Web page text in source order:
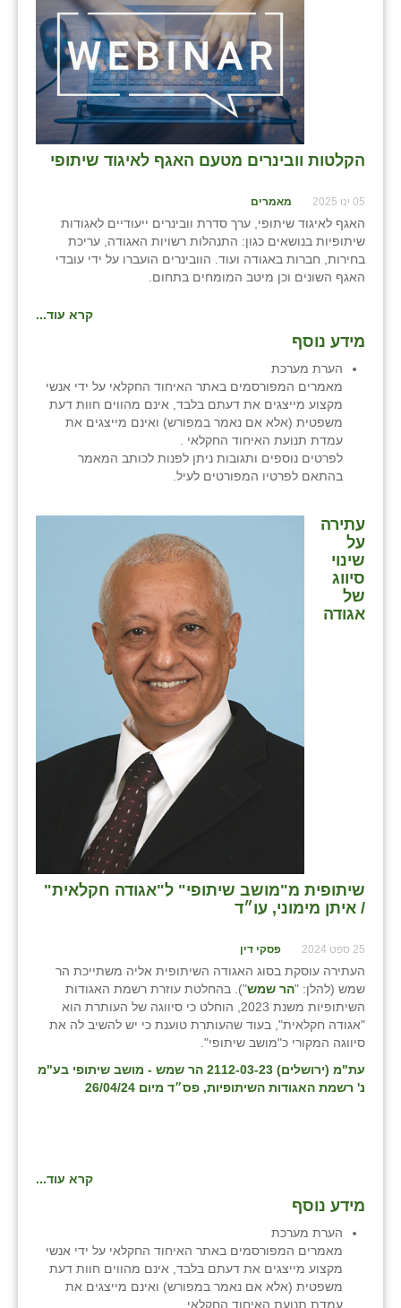
הקלטות וובינרים מטעם האגף לאיגוד שיתופי
05 ינו 2025 מאמרים
האגף לאיגוד שיתופי, ערך סדרת וובינרים ייעודיים לאגודות
שיתופיות בנושאים כגון: התנהלות רשויות האגודה, עריכת
בחירות, חברות באגודה ועוד. הוובינרים הועברו על ידי עובדי
האגף השונים וכן מיטב המומחים בתחום.
קרא עוד...
מידע נוסף
הערת מערכת
מאמרים המפורסמים באתר האיחוד החקלאי על ידי אנשי
מקצוע מייצגים את דעתם בלבד, אינם מהווים חוות דעת
משפטית (אלא אם נאמר במפורש) ואינם מייצגים את
עמדת תנועת האיחוד החקלאי .
לפרטים נוספים ותגובות ניתן לפנות לכותב המאמר
בהתאם לפרטיו המפורטים לעיל.
עתירה
על
שינוי
סיווג
של
אגודה
שיתופית מ"מושב שיתופי" ל"אגודה חקלאית"
/ איתן מימוני, עו״ד
25 ספט 2024 פסקי דין
העתירה עוסקת בסוג האגודה השיתופית אליה משתייכת הר
שמש (להלן: "הר שמש"). בהחלטת עוזרת רשמת האגודות
השיתופיות משנת 2023, הוחלט כי סיווגה של העותרת הוא
"אגודה חקלאית", בעוד שהעותרת טוענת כי יש להשיב לה את
סיווגה המקורי כ"מושב שיתופי".
עת"מ (ירושלים) 2112-03-23 הר שמש - מושב שיתופי בע"מ
נ' רשמת האגודות השיתופיות, פס״ד מיום 26/04/24
קרא עוד...
מידע נוסף
הערת מערכת
מאמרים המפורסמים באתר האיחוד החקלאי על ידי אנשי
מקצוע מייצגים את דעתם בלבד, אינם מהווים חוות דעת
משפטית (אלא אם נאמר במפורש) ואינם מייצגים את
עמדת תנועת האיחוד החקלאי .
שדה ורבורג
שדה צבי
שדמה
שכניה
בוסתן הגליל